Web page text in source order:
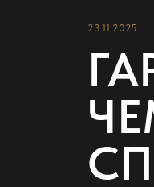
23.11.2025